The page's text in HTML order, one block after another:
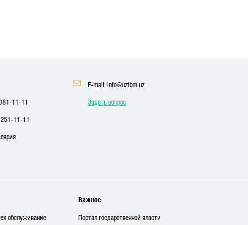
11-11
251-11-11
E-mail: info@uztbm.uz
Задать вопрос
обслуживание
Важное
Портал госдарственной власти